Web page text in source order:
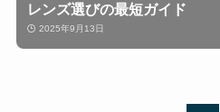
レンズ選びの最短ガイド
2025年9月13日